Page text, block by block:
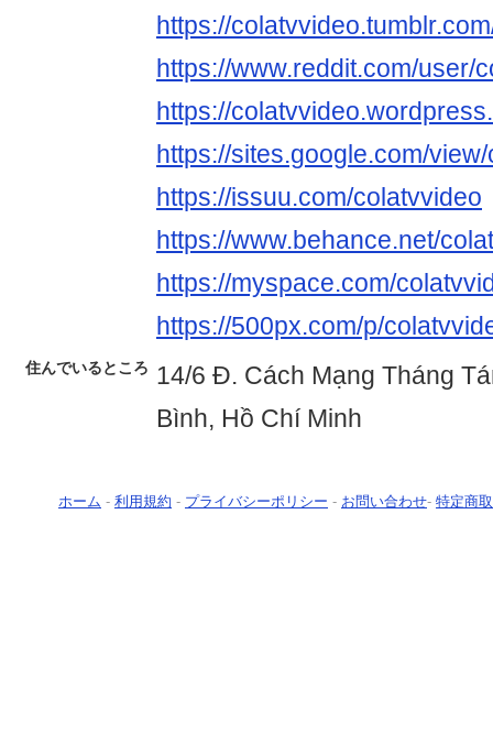
https://
https://www.reddit.com/user/
https://
https://sites.google.com/
https://issuu.com/colatvvideo
https://www.behance.net/
https://myspace.com/
https://500px.com/p/
住んでいるところ 14/6 Đ. Cách Mạng Tháng
Bình, Hồ Chí Minh
ホーム - 利用規約 - プライバシーポリシー - お問い合わせ- 特定商